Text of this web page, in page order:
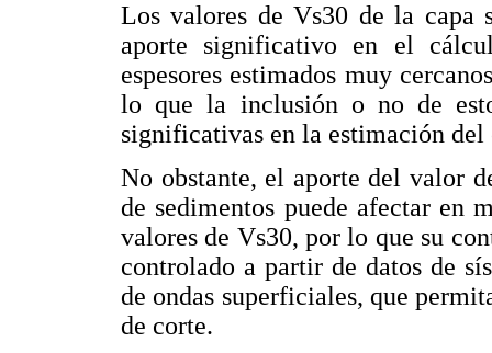
Los valores de Vs30 de la
aporte significativo en el
espesores estimados muy
lo que la inclusión o no de
significativas en la estimación del
No obstante, el aporte del valor
de sedimentos puede afectar en
valores de Vs30, por lo que su
controlado a partir de datos de
de ondas superficiales, que
de corte.